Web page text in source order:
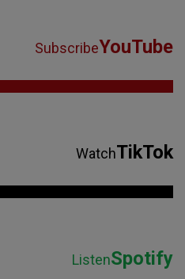
SubscribeYouTube
WatchTikTok
ListenSpotify